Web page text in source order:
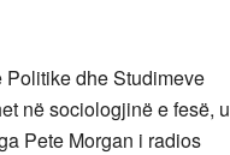
dhe Studimeve
në sociologjinë e fesë, u
Pete Morgan i radios